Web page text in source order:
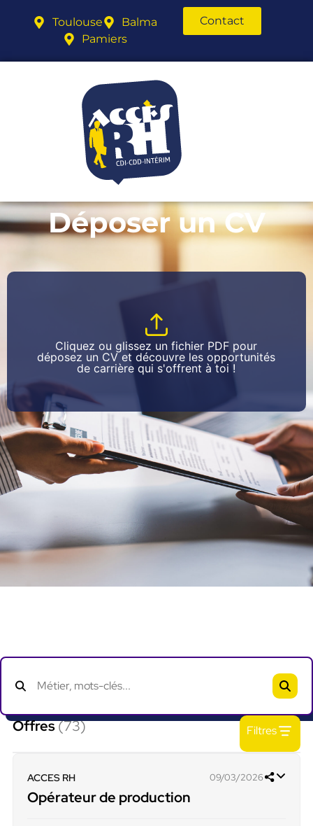
Toulouse
Balma
Pamiers
Contact
Déposer un CV
Cliquez ou glissez un fichier PDF pour
déposez un CV et découvre les opportunités
de carrière qui s'offrent à toi !
Offres(73) Filtres
ACCES RH 09/03/2026
Opérateur de production